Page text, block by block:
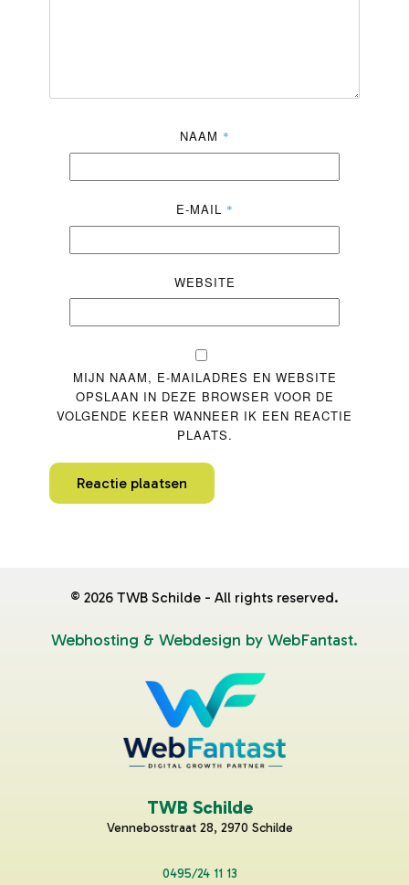
NAAM *
E-MAIL *
WEBSITE
MIJN NAAM, E-MAILADRES EN WEBSITE
OPSLAAN IN DEZE BROWSER VOOR DE
VOLGENDE KEER WANNEER IK EEN REACTIE
PLAATS.
Reactie plaatsen
© 2026 TWB Schilde - All rights reserved.
Webhosting & Webdesign by WebFantast.
TWB Schilde
Vennebosstraat 28, 2970 Schilde
0495/24 11 13